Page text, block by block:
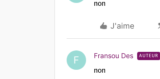
non
J'aime
F Fransou Des AUTEUR
non